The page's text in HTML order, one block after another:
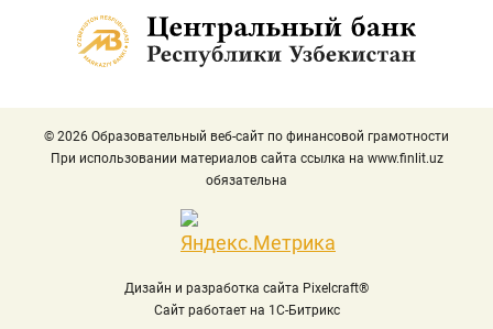
© 2026 Образовательный веб-сайт по финансовой грамотности
При использовании материалов сайта ссылка на www.finlit.uz
обязательна
Дизайн и разработка сайта Pixelcraft®
Сайт работает на 1C-Битрикс